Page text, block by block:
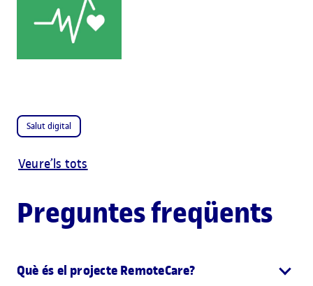
Salut digital
Veure’ls tots
Preguntes freqüents
Què és el projecte RemoteCare?